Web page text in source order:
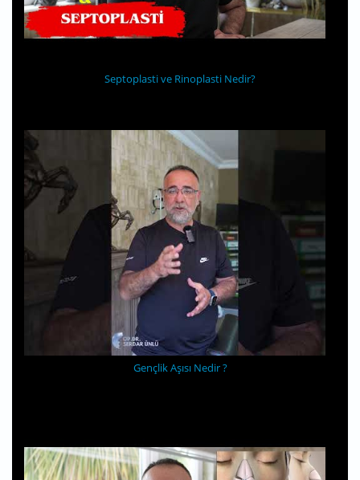
Septoplasti ve Rinoplasti Nedir?
Gençlik Aşısı Nedir ?